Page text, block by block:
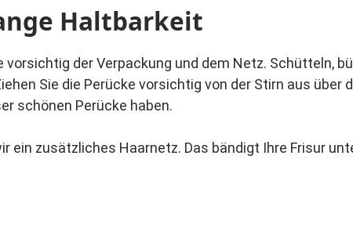
Haltbarkeit
der Verpackung und dem Netz. Schütteln,
Sie die Perücke vorsichtig von der Stirn aus
schönen Perücke haben.
ein zusätzliches Haarnetz. Das bändigt Ihre Frisur
Look verleiht.
Denn ein freier Mann im Mittelalter trug